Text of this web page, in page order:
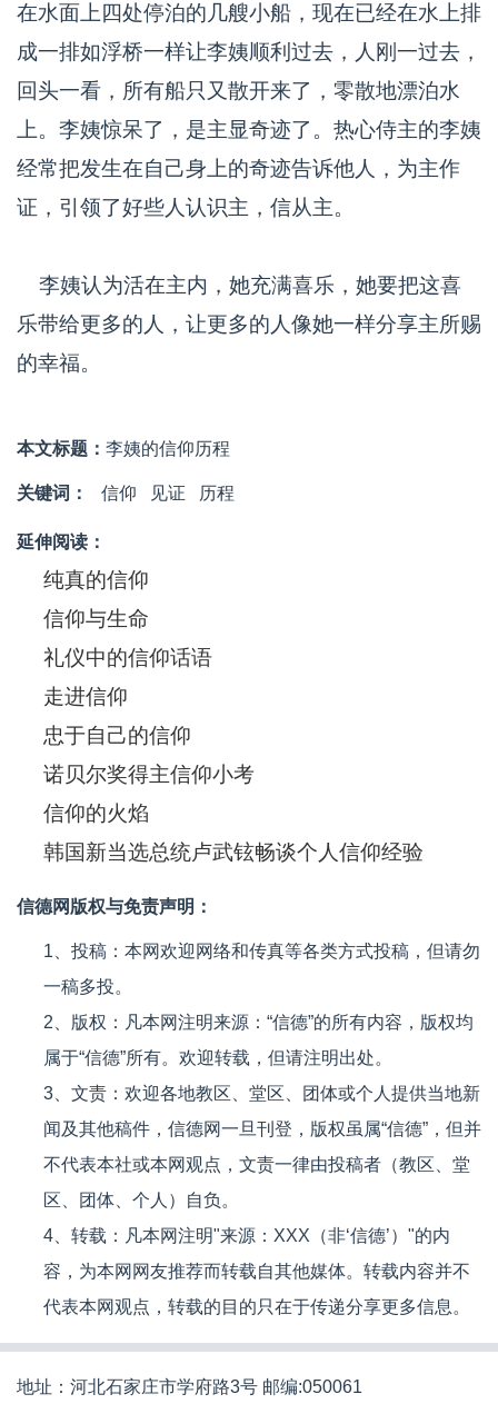
在水面上四处停泊的几艘小船，现在已经在水上排
成一排如浮桥一样让李姨顺利过去，人刚一过去，
回头一看，所有船只又散开来了，零散地漂泊水
上。李姨惊呆了，是主显奇迹了。热心侍主的李姨
经常把发生在自己身上的奇迹告诉他人，为主作
证，引领了好些人认识主，信从主。
李姨认为活在主内，她充满喜乐，她要把这喜
乐带给更多的人，让更多的人像她一样分享主所赐
的幸福。
本文标题： 李姨的信仰历程
关键词： 信仰 见证 历程
延伸阅读：
纯真的信仰
信仰与生命
礼仪中的信仰话语
走进信仰
忠于自己的信仰
诺贝尔奖得主信仰小考
信仰的火焰
韩国新当选总统卢武铉畅谈个人信仰经验
信德网版权与免责声明：
1、投稿：本网欢迎网络和传真等各类方式投稿，但请勿
一稿多投。
2、版权：凡本网注明来源：“信德”的所有内容，版权均
属于“信德”所有。欢迎转载，但请注明出处。
3、文责：欢迎各地教区、堂区、团体或个人提供当地新
闻及其他稿件，信德网一旦刊登，版权虽属“信德”，但并
不代表本社或本网观点，文责一律由投稿者（教区、堂
区、团体、个人）自负。
4、转载：凡本网注明"来源：XXX（非‘信德’）"的内
容，为本网网友推荐而转载自其他媒体。转载内容并不
代表本网观点，转载的目的只在于传递分享更多信息。
地址：河北石家庄市学府路3号 邮编:050061